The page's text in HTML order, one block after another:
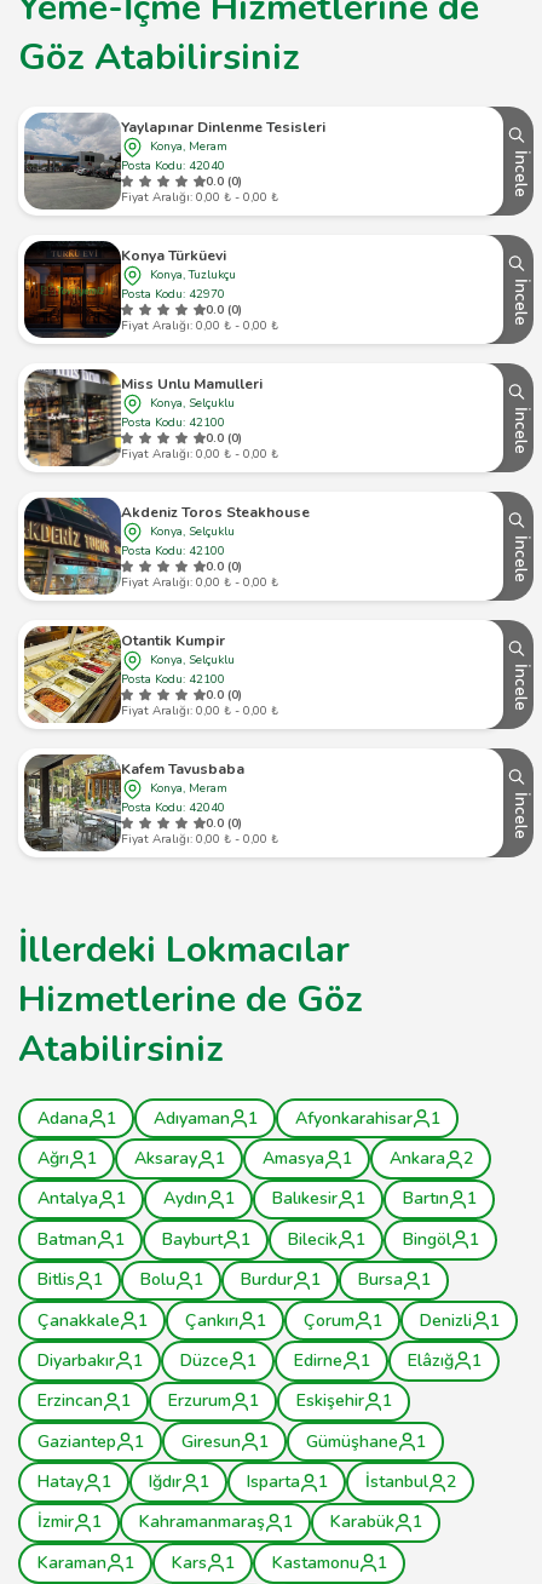
Göz Atabilirsiniz
Yaylapınar Dinlenme Tesisleri
Konya, Meram
Posta Kodu: 42040
0.0 (0)
Fiyat Aralığı: 0,00 ₺ - 0,00 ₺
İncele
Konya Türküevi
Konya, Tuzlukçu
Posta Kodu: 42970
0.0 (0)
Fiyat Aralığı: 0,00 ₺ - 0,00 ₺
İncele
Miss Unlu Mamulleri
Konya, Selçuklu
Posta Kodu: 42100
0.0 (0)
Fiyat Aralığı: 0,00 ₺ - 0,00 ₺
İncele
Akdeniz Toros Steakhouse
Konya, Selçuklu
Posta Kodu: 42100
0.0 (0)
Fiyat Aralığı: 0,00 ₺ - 0,00 ₺
İncele
Otantik Kumpir
Konya, Selçuklu
Posta Kodu: 42100
0.0 (0)
Fiyat Aralığı: 0,00 ₺ - 0,00 ₺
İncele
Kafem Tavusbaba
Konya, Meram
Posta Kodu: 42040
0.0 (0)
Fiyat Aralığı: 0,00 ₺ - 0,00 ₺
İncele
İllerdeki Lokmacılar
Hizmetlerine de Göz
Atabilirsiniz
Adana 1 Adıyaman 1 Afyonkarahisar
1
Ağrı
1 Aksaray 1 Amasya 1 Ankara
2
Antalya
1 Aydın 1 Balıkesir 1 Bartın
1
Batman
1 Bayburt 1 Bilecik 1 Bingöl
1
Bitlis
1 Bolu 1 Burdur 1 Bursa
1
Çanakkale
1 Çankırı 1 Çorum 1 Denizli
1
Diyarbakır
1 Düzce 1 Edirne 1 Elâzığ
1
Erzincan
1 Erzurum 1 Eskişehir
1
Gaziantep
1 Giresun 1 Gümüşhane
1
Hatay
1 Iğdır 1 Isparta 1 İstanbul
2
İzmir
1 Kahramanmaraş 1 Karabük
1
Karaman
1 Kars 1 Kastamonu
1